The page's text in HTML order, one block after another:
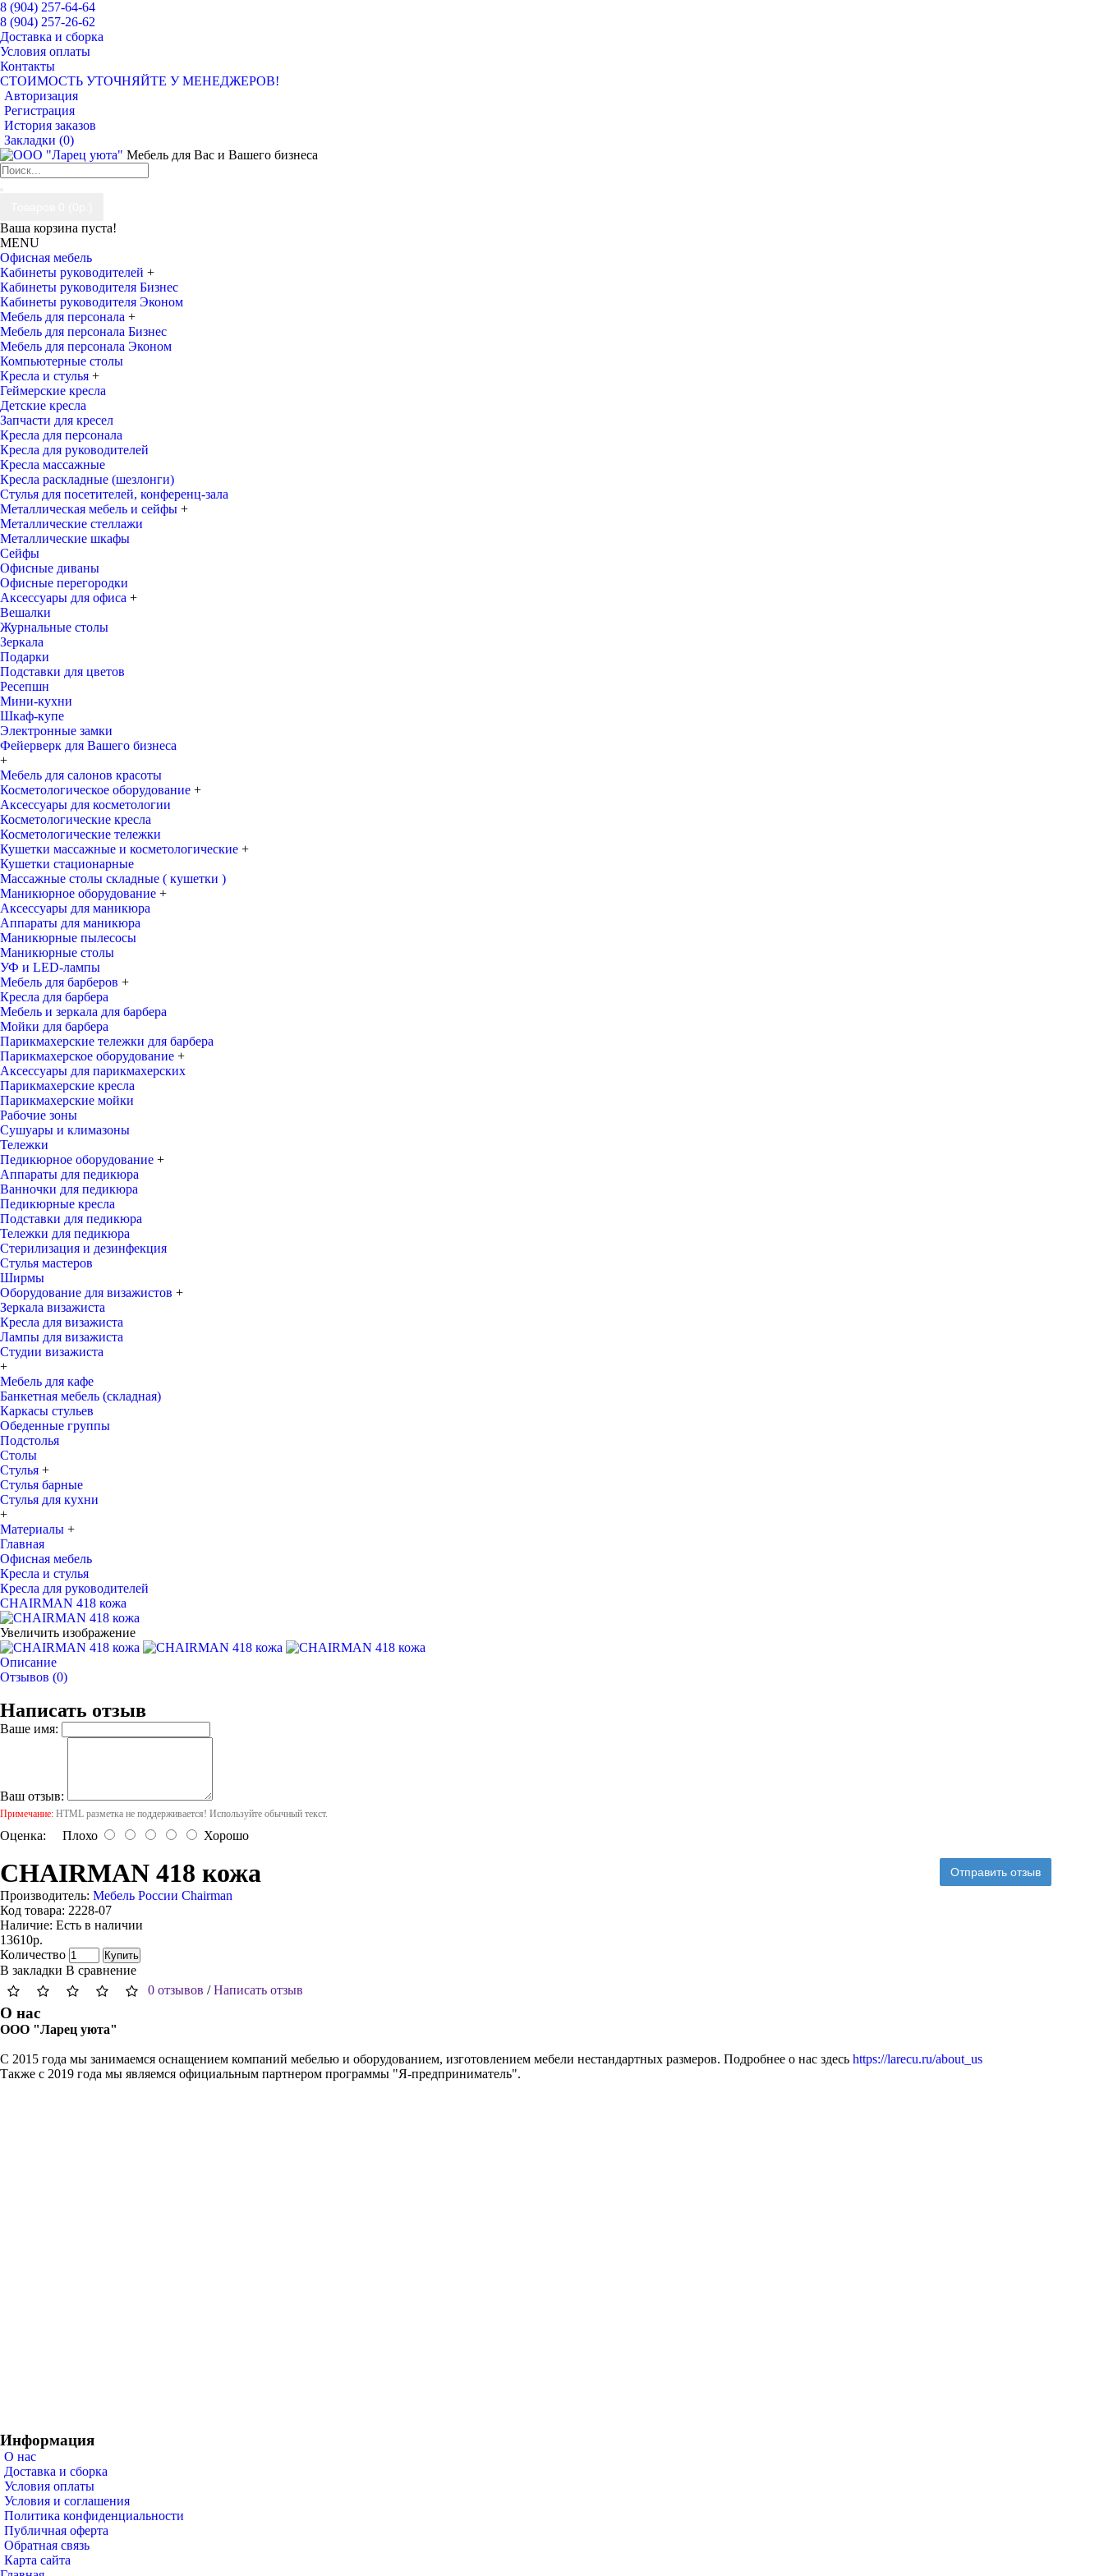
8 (904) 257-64-64
8 (904) 257-26-62
Доставка и сборка
Условия оплаты
Контакты
СТОИМОСТЬ УТОЧНЯЙТЕ У МЕНЕДЖЕРОВ!
Авторизация
Регистрация
История заказов
Закладки (0)
Мебель для Вас и Вашего бизнеса
Ваша корзина пуста!
MENU
Офисная мебель
Кабинеты руководителей +
Кабинеты руководителя Бизнес
Кабинеты руководителя Эконом
Мебель для персонала +
Мебель для персонала Бизнес
Мебель для персонала Эконом
Компьютерные столы
Кресла и стулья +
Геймерские кресла
Детские кресла
Запчасти для кресел
Кресла для персонала
Кресла для руководителей
Кресла массажные
Кресла раскладные (шезлонги)
Стулья для посетителей, конференц-зала
Металлическая мебель и сейфы +
Металлические стеллажи
Металлические шкафы
Сейфы
Офисные диваны
Офисные перегородки
Аксессуары для офиса +
Вешалки
Журнальные столы
Зеркала
Подарки
Подставки для цветов
Ресепшн
Мини-кухни
Шкаф-купе
Электронные замки
Фейерверк для Вашего бизнеса
+
Мебель для салонов красоты
Косметологическое оборудование +
Аксессуары для косметологии
Косметологические кресла
Косметологические тележки
Кушетки массажные и косметологические +
Кушетки стационарные
Массажные столы складные ( кушетки )
Маникюрное оборудование +
Аксессуары для маникюра
Аппараты для маникюра
Маникюрные пылесосы
Маникюрные столы
УФ и LED-лампы
Мебель для барберов +
Кресла для барбера
Мебель и зеркала для барбера
Мойки для барбера
Парикмахерские тележки для барбера
Парикмахерское оборудование +
Аксессуары для парикмахерских
Парикмахерские кресла
Парикмахерские мойки
Рабочие зоны
Сушуары и климазоны
Тележки
Педикюрное оборудование +
Аппараты для педикюра
Ванночки для педикюра
Педикюрные кресла
Подставки для педикюра
Тележки для педикюра
Стерилизация и дезинфекция
Стулья мастеров
Ширмы
Оборудование для визажистов +
Зеркала визажиста
Кресла для визажиста
Лампы для визажиста
Студии визажиста
+
Мебель для кафе
Банкетная мебель (складная)
Каркасы стульев
Обеденные группы
Подстолья
Столы
Стулья +
Стулья барные
Стулья для кухни
+
Материалы +
Главная
Офисная мебель
Кресла и стулья
Кресла для руководителей
CHAIRMAN 418 кожа
Увеличить изображение
Описание
Отзывов (0)
Написать отзыв
Ваше имя:
Ваш отзыв:
Примечание: HTML разметка не поддерживается! Используйте обычный текст.
Оценка: Плохо Хорошо
Отправить отзыв
CHAIRMAN 418 кожа
Производитель: Мебель России Chairman
Код товара: 2228-07
Наличие: Есть в наличии
13610р.
Количество
Купить
В закладки В сравнение
0 отзывов /Написать отзыв
О нас
ООО "Ларец уюта"
С 2015 года мы занимаемся оснащением компаний мебелью и оборудованием, изготовлением мебели нестандартных размеров. Подробнее о нас здесь https://larecu.ru/about_us
Также с 2019 года мы являемся официальным партнером программы "Я-предприниматель".
Информация
О нас
Доставка и сборка
Условия оплаты
Условия и соглашения
Политика конфиденциальности
Публичная оферта
Обратная связь
Карта сайта